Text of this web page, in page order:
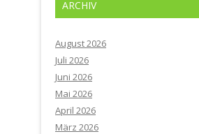
ARCHIV
August 2026
Juli 2026
Juni 2026
Mai 2026
April 2026
März 2026